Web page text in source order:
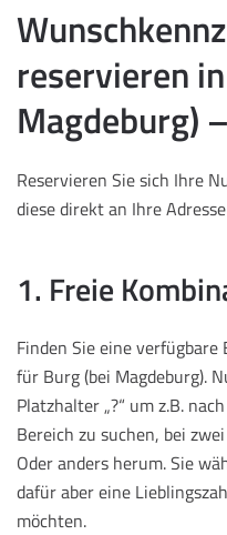
reservieren
Magdeburg)
Reservieren Sie sich Ihre
diese direkt an Ihre
1. Freie
Finden Sie eine
für Burg (bei Magdeburg).
Platzhalter „?“ um z.B.
Bereich zu suchen, bei
Oder anders herum. Sie
dafür aber eine
möchten.